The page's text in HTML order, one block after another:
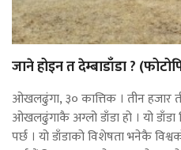
जाने होइन त देम्बाडाँडा ?
ओखलढुंगा, ३० कात्तिक । तीन हजार
ओखलढुंगाकै अग्लो डाँडा हो । यो डाँडा
पर्छ । यो डाँडाको विशेषता भनेकै